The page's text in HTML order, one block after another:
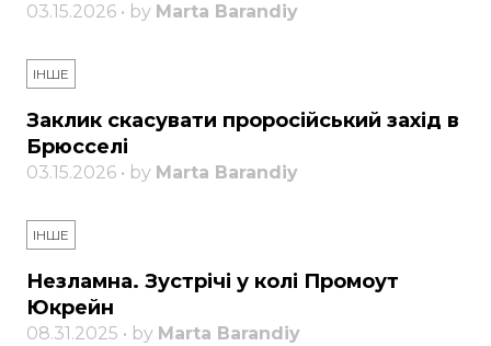
03.15.2026 • by Marta Barandiy
ІНШЕ
Заклик скасувати проросійський захід в
Брюсселі
03.15.2026 • by Marta Barandiy
ІНШЕ
Незламна. Зустрічі у колі Промоут
Юкрейн
08.31.2025 • by Marta Barandiy